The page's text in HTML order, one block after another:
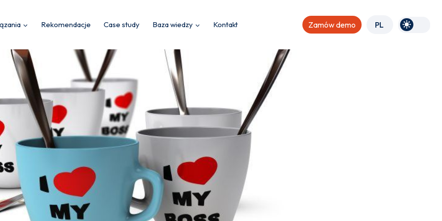
Rekomendacje Case study Baza wiedzy Kontakt Zamów demo PL